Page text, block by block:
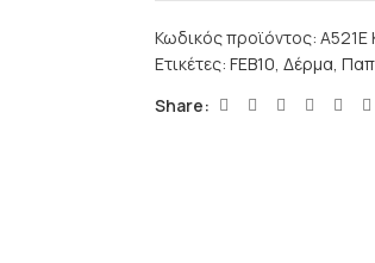
Κωδικός προϊόντος: A521E
Ετικέτες: FEB10, Δέρμα,
Share: